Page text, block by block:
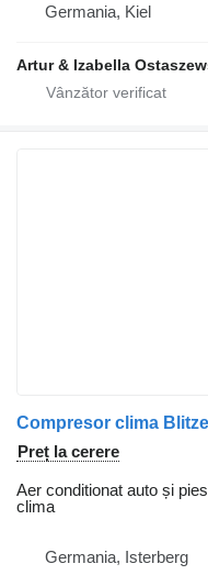
Germania, Kiel
Artur & Izabella
Preț la cerere
Aer conditionat auto și
clima
Germania, Isterberg